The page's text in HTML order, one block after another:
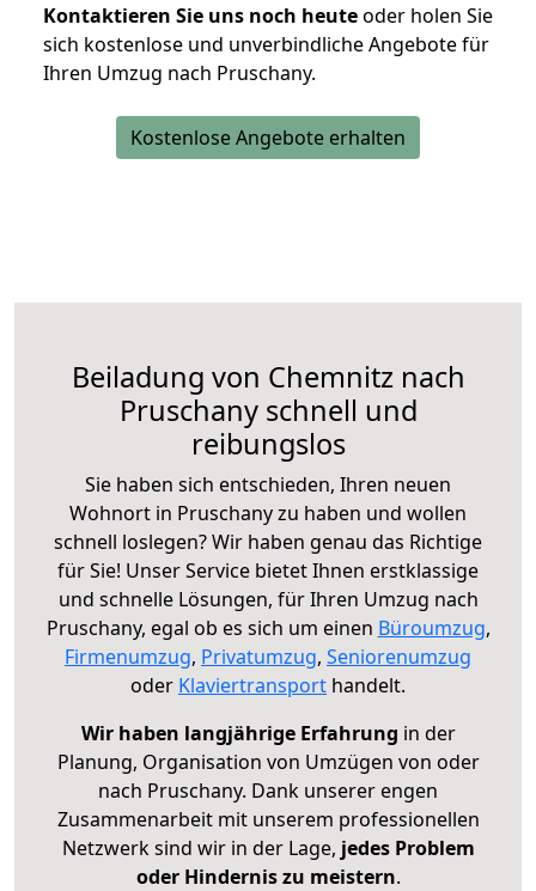
Kontaktieren Sie uns noch heuteoder holen Sie
sich kostenlose und unverbindliche Angebote für
Ihren Umzug nach Pruschany.
Kostenlose Angebote erhalten
Beiladung von Chemnitz nach
Pruschany schnell und
reibungslos
Sie haben sich entschieden, Ihren neuen
Wohnort in Pruschany zu haben und wollen
schnell loslegen? Wir haben genau das Richtige
für Sie! Unser Service bietet Ihnen erstklassige
und schnelle Lösungen, für Ihren Umzug nach
Pruschany, egal ob es sich um einen Büroumzug,
Firmenumzug, Privatumzug, Seniorenumzug
oder Klaviertransport handelt.
Wir haben langjährige Erfahrung in der
Planung, Organisation von Umzügen von oder
nach Pruschany. Dank unserer engen
Zusammenarbeit mit unserem professionellen
Netzwerk sind wir in der Lage, jedes Problem
oder Hindernis zu meistern.